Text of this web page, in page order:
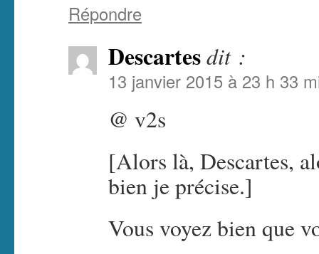
Répondre
Descartesdit :
13 janvier 2015 à 23 h 33
@ v2s
[Alors là, Descartes,
bien je précise.]
Vous voyez bien que